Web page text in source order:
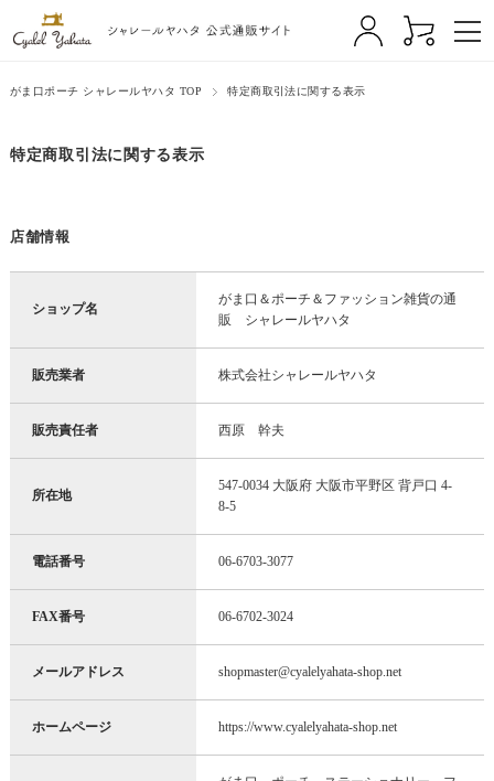
がま口ポーチ シャレールヤハタ TOP 特定商取引法に関する表示
特定商取引法に関する表示
店舗情報
ショップ名
がま口＆ポーチ＆ファッション雑貨の通
販 シャレールヤハタ
販売業者 株式会社シャレールヤハタ
販売責任者 西原 幹夫
所在地
547-0034 大阪府 大阪市平野区 背戸口 4-
8-5
電話番号 06-6703-3077
FAX番号 06-6702-3024
メールアドレス shopmaster@cyalelyahata-shop.net
ホームページ https://www.cyalelyahata-shop.net